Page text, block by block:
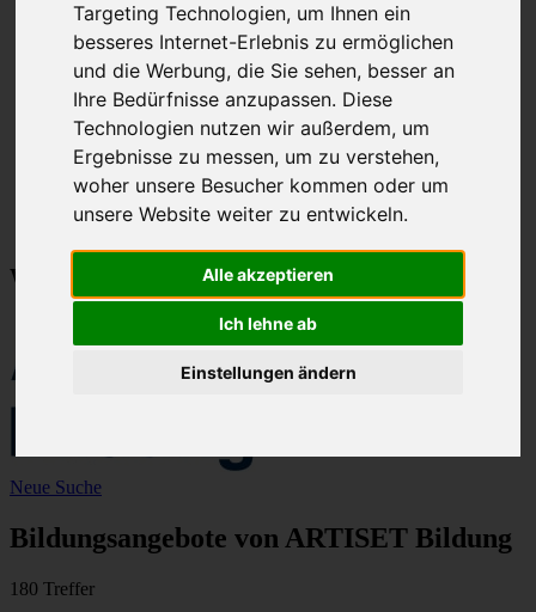
Targeting Technologien, um Ihnen ein
besseres Internet-Erlebnis zu ermöglichen
und die Werbung, die Sie sehen, besser an
Ihre Bedürfnisse anzupassen. Diese
Technologien nutzen wir außerdem, um
Ergebnisse zu messen, um zu verstehen,
woher unsere Besucher kommen oder um
unsere Website weiter zu entwickeln.
Alle akzeptieren
Ich lehne ab
Einstellungen ändern
Home
Modulfinder
Netzwerk
Bildungsanbieter
Mitglieder
Mitglied werden
Werbung schalten
über uns
Kontakt
Weiterbildungen im Gesundheitswesen
Neue Suche
Bildungsangebote von ARTISET Bildung
180 Treffer